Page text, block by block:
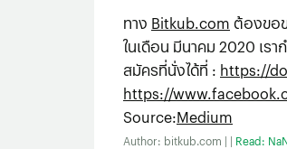
ทาง Bitkub.com ต้องขอ
ในเดือน มีนาคม 2020 เร
สมัครที่นั่งได้ที่ : https://
https://
Source:Medium
Author: bitkub.com | | Read: